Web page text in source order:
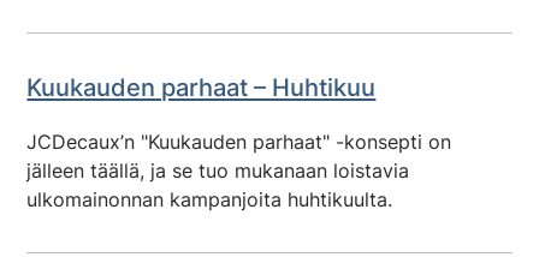
Kuukauden parhaat – Huhtikuu
JCDecaux’n "Kuukauden parhaat" -konsepti on
jälleen täällä, ja se tuo mukanaan loistavia
ulkomainonnan kampanjoita huhtikuulta.